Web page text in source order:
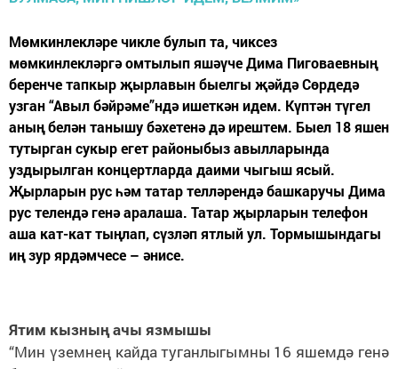
Мөмкинлекләре чикле булып та, чиксез
мөмкинлекләргә омтылып яшәүче Дима Пиговаевның
беренче тапкыр җырлавын быелгы җәйдә Сөрдедә
узган “Авыл бәйрәме”ндә ишеткән идем. Күптән түгел
аның белән танышу бәхетенә дә ирештем. Быел 18 яшен
тутырган сукыр егет районыбыз авылларында
уздырылган концертларда даими чыгыш ясый.
Җырларын рус һәм татар телләрендә башкаручы Дима
рус телендә генә аралаша. Татар җырларын телефон
аша кат-кат тыңлап, сүзләп ятлый ул. Тормышындагы
иң зур ярдәмчесе – әнисе.
Ятим кызның ачы язмышы
“Мин үземнең кайда туганлыгымны 16 яшемдә генә